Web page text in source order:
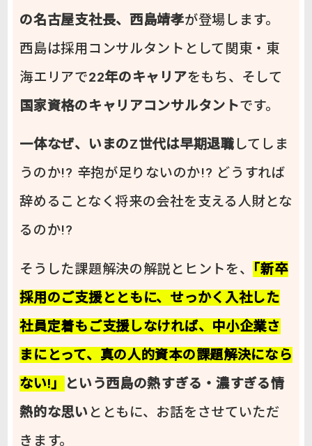
の名古屋支社長、西島靖孝が登場します。
西島は採用コンサルタントとして関東・東
海エリアで22年のキャリアをもち、そして
国家資格のキャリアコンサルタントです。
一体なぜ、いまのZ世代は早期退職 してしま
うのか!? 辛抱が足りないのか!? どうすれば
辞めることなく将来の会社を支える人財とな
るのか!?
そうした課題解決の解説とヒントを、
｢新卒
採用のご支援とともに、せっかく入社した
社員定着もご支援しなければ、中小企業さ
まにとって、真の人的資本の課題解決になら
ない!」
という西島の熱すぎる・濃すぎる情
熱的な思い とともに、お話をさせていただ
きます。